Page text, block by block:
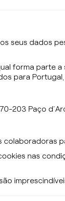
seus dados
forma
para
203 Paço
nas